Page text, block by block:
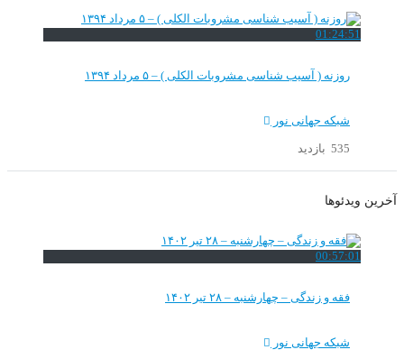
01:24:51
روزنه ( آسیب شناسی مشروبات الکلی ) – ۵ مرداد ۱۳۹۴
شبکه جهانی نور
535 بازدید
آخرین ویدئوها
00:57:01
فقه و زندگی – چهارشنبه – ۲۸ تیر ۱۴۰۲
شبکه جهانی نور